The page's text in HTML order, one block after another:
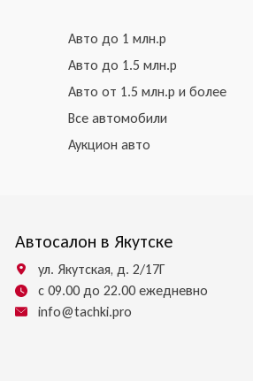
Авто до 1 млн.р
Авто до 1.5 млн.р
Авто от 1.5 млн.р и более
Все автомобили
Аукцион авто
Автосалон в Якутске
ул. Якутская, д. 2/17Г
с 09.00 до 22.00 ежедневно
info@tachki.pro